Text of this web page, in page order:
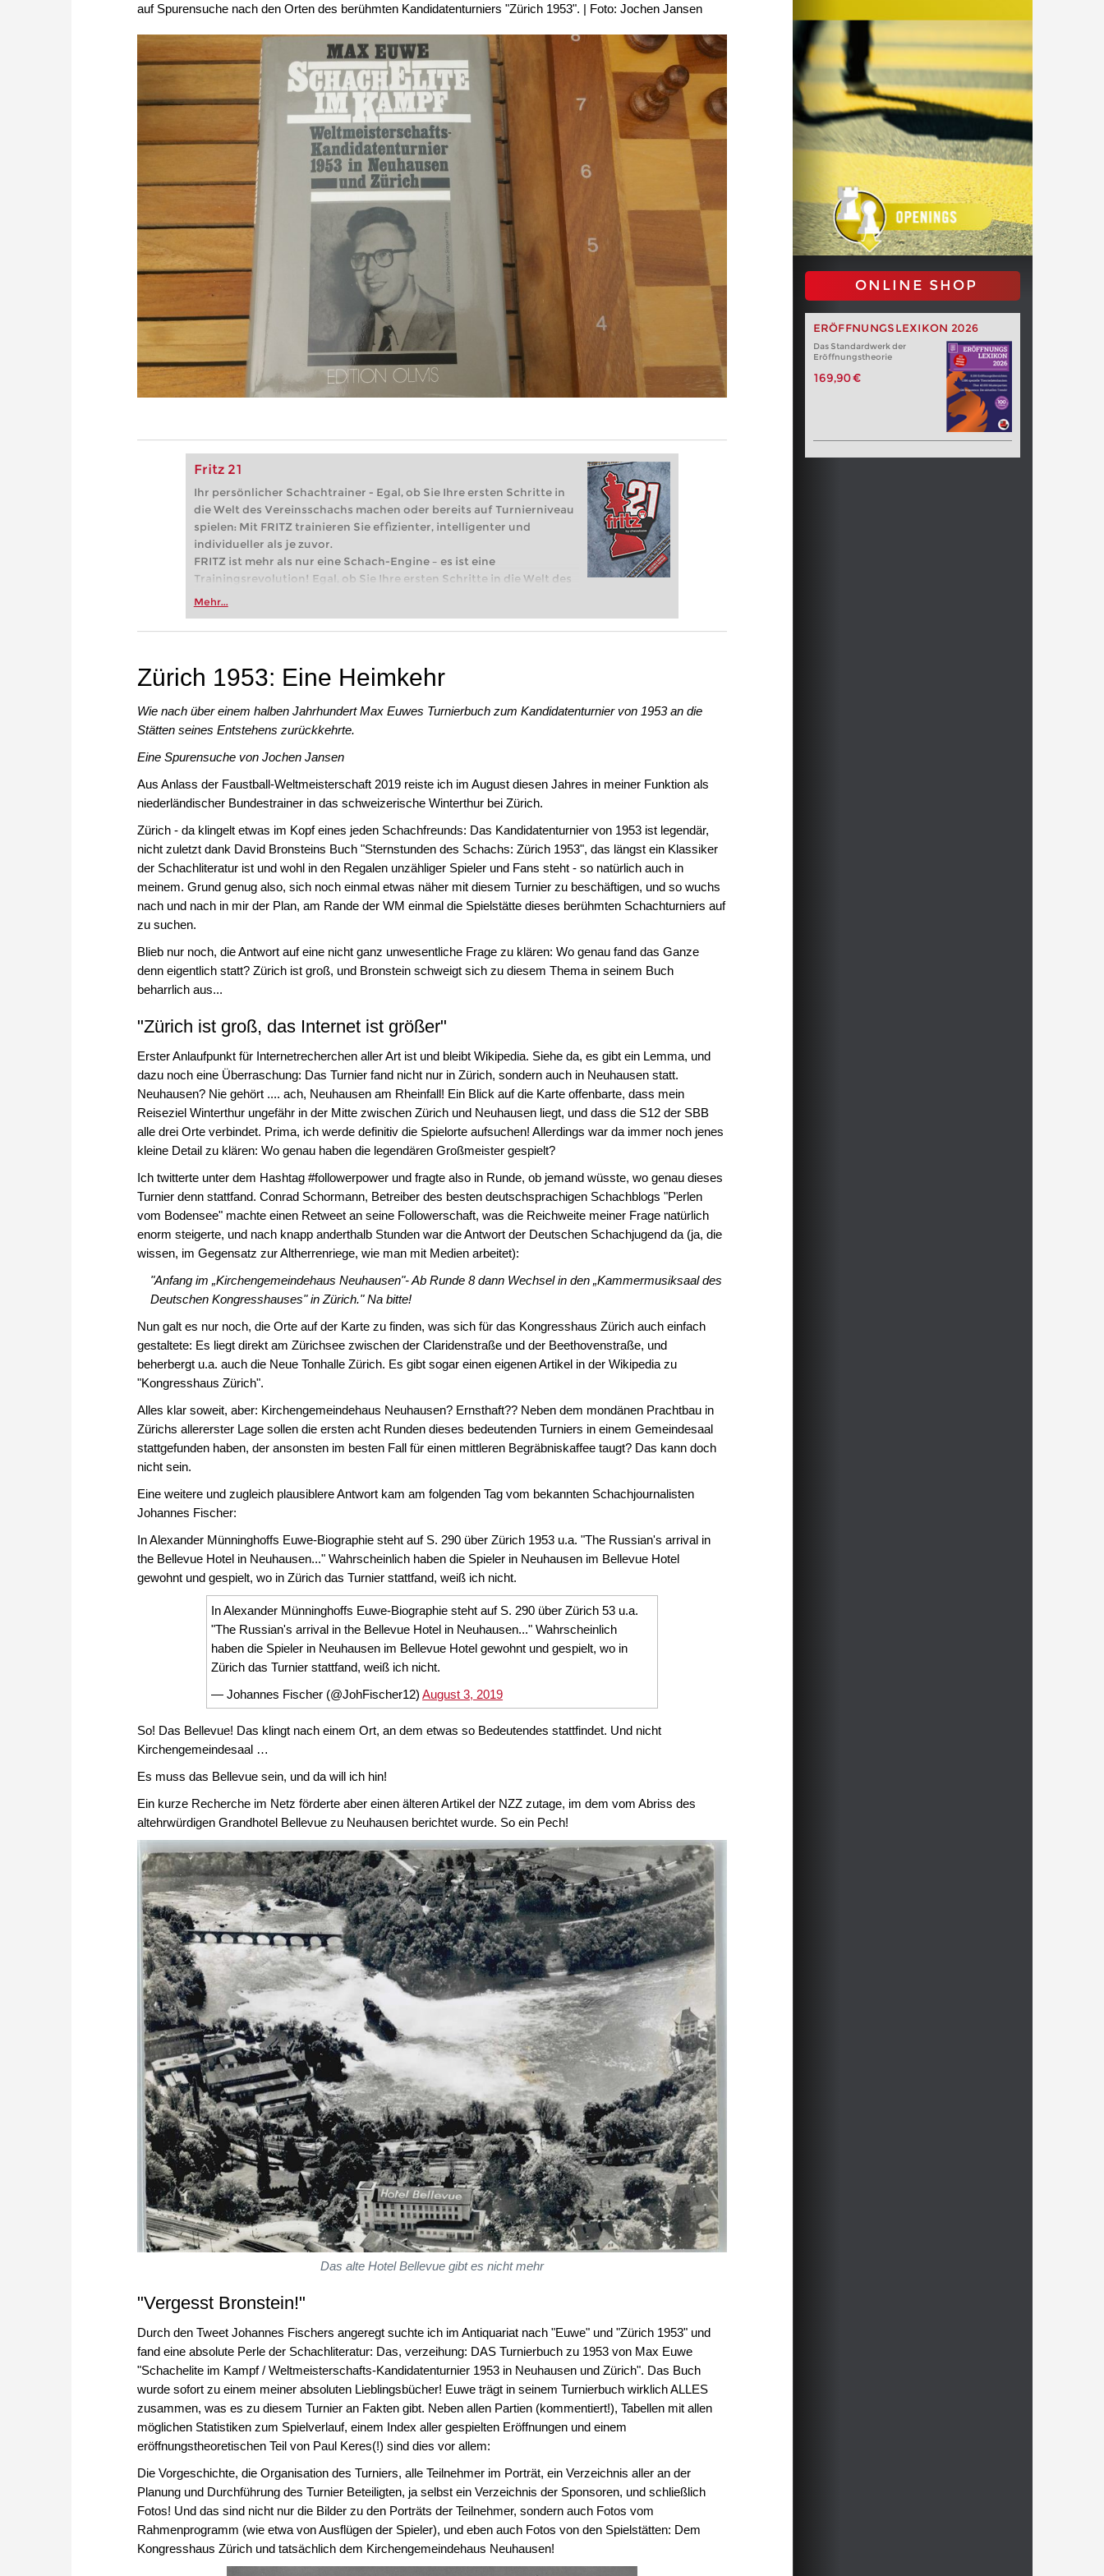
auf Spurensuche nach den Orten des berühmten Kandidatenturniers "Zürich 1953". | Foto: Jochen Jansen
Fritz 21
Ihr persönlicher Schachtrainer - Egal, ob Sie Ihre ersten Schritte in
die Welt des Vereinsschachs machen oder bereits auf Turnierniveau
spielen: Mit FRITZ trainieren Sie effizienter, intelligenter und
individueller als je zuvor.
FRITZ ist mehr als nur eine Schach-Engine – es ist eine
Trainingsrevolution! Egal, ob Sie Ihre ersten Schritte in die Welt des
Vereinsschachs machen oder bereits auf Turnierniveau spielen: Mit
zuvor.
Mehr...
ONLINE SHOP
ERÖFFNUNGSLEXIKON 2026
Das Standardwerk der
Eröffnungstheorie
169,90 €
Zürich 1953: Eine Heimkehr
Wie nach über einem halben Jahrhundert Max Euwes Turnierbuch zum Kandidatenturnier von 1953 an die
Stätten seines Entstehens zurückkehrte.
Eine Spurensuche von Jochen Jansen
Aus Anlass der Faustball-Weltmeisterschaft 2019 reiste ich im August diesen Jahres in meiner Funktion als
niederländischer Bundestrainer in das schweizerische Winterthur bei Zürich.
Zürich - da klingelt etwas im Kopf eines jeden Schachfreunds: Das Kandidatenturnier von 1953 ist legendär,
nicht zuletzt dank David Bronsteins Buch "Sternstunden des Schachs: Zürich 1953", das längst ein Klassiker
der Schachliteratur ist und wohl in den Regalen unzähliger Spieler und Fans steht - so natürlich auch in
meinem. Grund genug also, sich noch einmal etwas näher mit diesem Turnier zu beschäftigen, und so wuchs
nach und nach in mir der Plan, am Rande der WM einmal die Spielstätte dieses berühmten Schachturniers auf
zu suchen.
Blieb nur noch, die Antwort auf eine nicht ganz unwesentliche Frage zu klären: Wo genau fand das Ganze
denn eigentlich statt? Zürich ist groß, und Bronstein schweigt sich zu diesem Thema in seinem Buch
beharrlich aus...
"Zürich ist groß, das Internet ist größer"
Erster Anlaufpunkt für Internetrecherchen aller Art ist und bleibt Wikipedia. Siehe da, es gibt ein Lemma, und
dazu noch eine Überraschung: Das Turnier fand nicht nur in Zürich, sondern auch in Neuhausen statt.
Neuhausen? Nie gehört .... ach, Neuhausen am Rheinfall! Ein Blick auf die Karte offenbarte, dass mein
Reiseziel Winterthur ungefähr in der Mitte zwischen Zürich und Neuhausen liegt, und dass die S12 der SBB
alle drei Orte verbindet. Prima, ich werde definitiv die Spielorte aufsuchen! Allerdings war da immer noch jenes
kleine Detail zu klären: Wo genau haben die legendären Großmeister gespielt?
Ich twitterte unter dem Hashtag #followerpower und fragte also in Runde, ob jemand wüsste, wo genau dieses
Turnier denn stattfand. Conrad Schormann, Betreiber des besten deutschsprachigen Schachblogs "Perlen
vom Bodensee" machte einen Retweet an seine Followerschaft, was die Reichweite meiner Frage natürlich
enorm steigerte, und nach knapp anderthalb Stunden war die Antwort der Deutschen Schachjugend da (ja, die
wissen, im Gegensatz zur Altherrenriege, wie man mit Medien arbeitet):
"Anfang im „Kirchengemeindehaus Neuhausen"- Ab Runde 8 dann Wechsel in den „Kammermusiksaal des
Deutschen Kongresshauses" in Zürich." Na bitte!
Nun galt es nur noch, die Orte auf der Karte zu finden, was sich für das Kongresshaus Zürich auch einfach
gestaltete: Es liegt direkt am Zürichsee zwischen der Claridenstraße und der Beethovenstraße, und
beherbergt u.a. auch die Neue Tonhalle Zürich. Es gibt sogar einen eigenen Artikel in der Wikipedia zu
"Kongresshaus Zürich".
Alles klar soweit, aber: Kirchengemeindehaus Neuhausen? Ernsthaft?? Neben dem mondänen Prachtbau in
Zürichs allererster Lage sollen die ersten acht Runden dieses bedeutenden Turniers in einem Gemeindesaal
stattgefunden haben, der ansonsten im besten Fall für einen mittleren Begräbniskaffee taugt? Das kann doch
nicht sein.
Eine weitere und zugleich plausiblere Antwort kam am folgenden Tag vom bekannten Schachjournalisten
Johannes Fischer:
In Alexander Münninghoffs Euwe-Biographie steht auf S. 290 über Zürich 1953 u.a. "The Russian's arrival in
the Bellevue Hotel in Neuhausen..." Wahrscheinlich haben die Spieler in Neuhausen im Bellevue Hotel
gewohnt und gespielt, wo in Zürich das Turnier stattfand, weiß ich nicht.
In Alexander Münninghoffs Euwe-Biographie steht auf S. 290 über Zürich 53 u.a.
"The Russian's arrival in the Bellevue Hotel in Neuhausen..." Wahrscheinlich
haben die Spieler in Neuhausen im Bellevue Hotel gewohnt und gespielt, wo in
Zürich das Turnier stattfand, weiß ich nicht.
— Johannes Fischer (@JohFischer12)August 3, 2019
So! Das Bellevue! Das klingt nach einem Ort, an dem etwas so Bedeutendes stattfindet. Und nicht
Kirchengemeindesaal …
Es muss das Bellevue sein, und da will ich hin!
Ein kurze Recherche im Netz förderte aber einen älteren Artikel der NZZ zutage, im dem vom Abriss des
altehrwürdigen Grandhotel Bellevue zu Neuhausen berichtet wurde. So ein Pech!
Das alte Hotel Bellevue gibt es nicht mehr
"Vergesst Bronstein!"
Durch den Tweet Johannes Fischers angeregt suchte ich im Antiquariat nach "Euwe" und "Zürich 1953" und
fand eine absolute Perle der Schachliteratur: Das, verzeihung: DAS Turnierbuch zu 1953 von Max Euwe
"Schachelite im Kampf / Weltmeisterschafts-Kandidatenturnier 1953 in Neuhausen und Zürich". Das Buch
wurde sofort zu einem meiner absoluten Lieblingsbücher! Euwe trägt in seinem Turnierbuch wirklich ALLES
zusammen, was es zu diesem Turnier an Fakten gibt. Neben allen Partien (kommentiert!), Tabellen mit allen
möglichen Statistiken zum Spielverlauf, einem Index aller gespielten Eröffnungen und einem
eröffnungstheoretischen Teil von Paul Keres(!) sind dies vor allem:
Die Vorgeschichte, die Organisation des Turniers, alle Teilnehmer im Porträt, ein Verzeichnis aller an der
Planung und Durchführung des Turnier Beteiligten, ja selbst ein Verzeichnis der Sponsoren, und schließlich
Fotos! Und das sind nicht nur die Bilder zu den Porträts der Teilnehmer, sondern auch Fotos vom
Rahmenprogramm (wie etwa von Ausflügen der Spieler), und eben auch Fotos von den Spielstätten: Dem
Kongresshaus Zürich und tatsächlich dem Kirchengemeindehaus Neuhausen!